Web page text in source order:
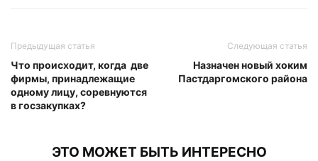
Предыдущая статья
Что происходит, когда две
фирмы, принадлежащие
одному лицу, соревнуются
в госзакупках?
Следующая статья
Назначен новый хоким
Пастдаргомского района
ЭТО МОЖЕТ БЫТЬ ИНТЕРЕСНО